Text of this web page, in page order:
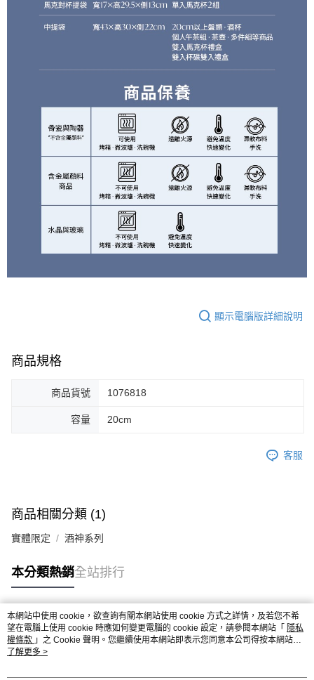
顯示電腦版詳細說明
商品規格
商品貨號 1076818
容量 20cm
客服
商品相關分類 (1)
實體限定 酒神系列
本分類熱銷全站排行
熱門標籤
本網站中使用 cookie，欲查詢有關本網站使用 cookie 方式之詳情，及若您不希
望在電腦上使用 cookie 時應如何變更電腦的 cookie 設定，請參閱本網站「 隱私
權條款 」之 Cookie 聲明。您繼續使用本網站即表示您同意本公司得按本網站使
用條款之 Cookie 聲明使用 cookie。
了解更多 >